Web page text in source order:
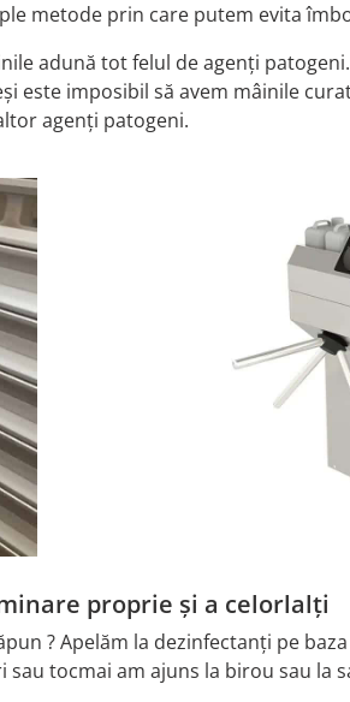
metode prin care putem evita
adună tot felul de agenți
este imposibil să avem mâinile
agenți patogeni.
proprie și a celorlalți
? Apelăm la dezinfectanți pe
tocmai am ajuns la birou sau la